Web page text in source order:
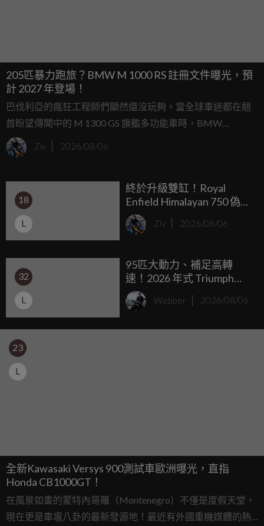
205匹暴力跑旅？BMW M 1000 RS 註冊文件曝光，預
計 2027 年登場！
巴伐利亞的瘋狂工程師們顯然還沒玩夠。當全球車迷都在翹
首盼望傳聞中的 M 1300 GS 旗艦多功能車時，BMW
Motorrad 卻默默在排放註冊文件中準備了另一款令人血脈賁
張的性能猛獸。如果你覺得現行的 M 家族還少了一點適合長
絕對會是你的夢幻清單首選。
Ziv 2026/08/06
18
L
終於升級雙缸！Royal
Enfield Himalayan 750 偽裝
車捕獲，預期馬力突破67
匹，最快米蘭車展亮相
Ziv 2026/08/06
32
L
95匹大動力、補足高轉
速！2026 年式 Triumph
Trident 660/Tiger Sport
660 兩車均一價 39.9 萬台
Webber 2026/08/06
23
L
全新Kawasaki Versys 900測試車歐洲曝光，直指
Honda CB1000GT！
在風景如畫的蒙特內哥羅（Montenegro）不僅是度假天堂，
現在更是車壇八卦的最新發源地！最近有外國重機媒體的熱